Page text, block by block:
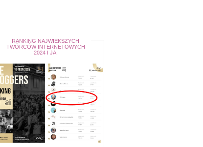
RANKING NAJWIĘKSZYCH
TWÓRCÓW INTERNETOWYCH
2024 I JA!